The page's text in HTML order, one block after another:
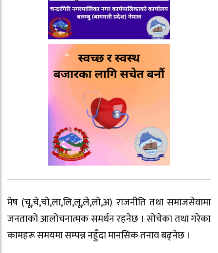
मेष (चू,चे,चो,ला,लि,लू,ले,लो,अ) राजनीति तथा समाजसेवामा
जनताको आलोचनात्मक समर्थन रहनेछ । सोचेका तथा गरेका
कामहरू समयमा सम्पन्न नहुँदा मानसिक तनाव बढ्नेछ ।